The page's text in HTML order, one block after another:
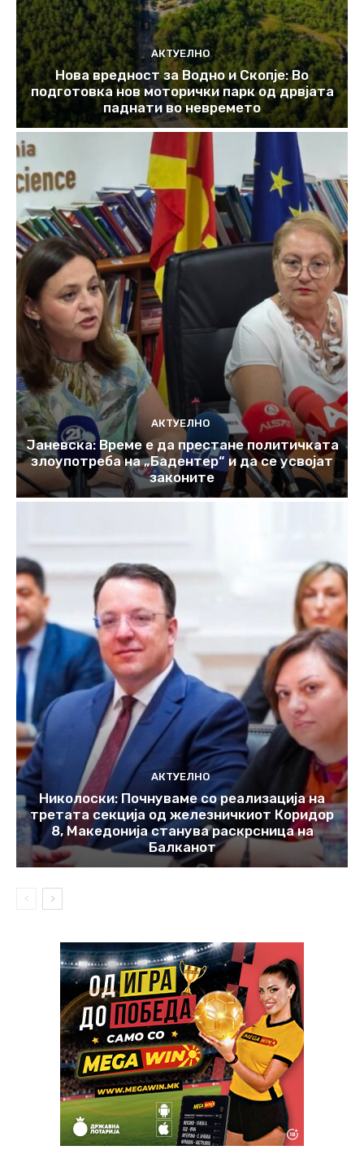
АКТУЕЛНО
Нова вредност за Водно и Скопје: Во
подготовка нов моторички парк од дрвјата
паднати во невремето
АКТУЕЛНО
Јаневска: Време е да престане политичката
злоупотреба на „Бадентер“ и да се усвојат
законите
АКТУЕЛНО
Николоски: Почнуваме со реализација на
третата секција од железничкиот Коридор
8, Македонија станува раскрсница на
Балканот